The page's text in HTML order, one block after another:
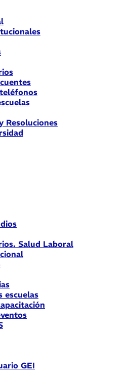
Resoluciones
Salud Laboral
escuelas
GEI